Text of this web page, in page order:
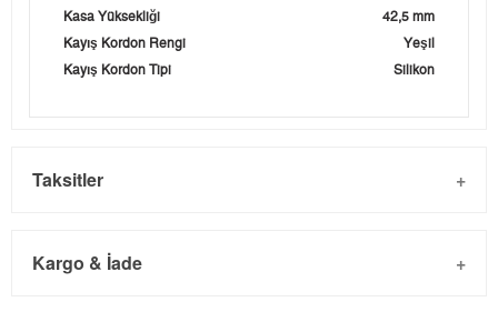
Kasa Yüksekliği
42,5 mm
Kayış Kordon Rengi
Yeşil
Kayış Kordon Tipi
Silikon
Taksitler
Kargo & İade